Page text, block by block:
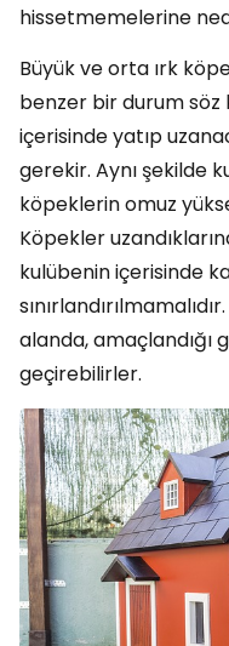
hissetmemelerine
Büyük ve orta ırk
benzer bir durum söz
içerisinde yatıp
gerekir. Aynı şekilde
köpeklerin omuz
Köpekler
kulübenin içerisinde
alanda,
geçirebilirler.